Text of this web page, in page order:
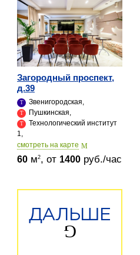
Загородный проспект,
д.39
Звенигородская,
Пушкинская,
Технологический институт
1,
cмотреть на карте
60 м2, от 1400 руб./час
ДАЛЬШЕ